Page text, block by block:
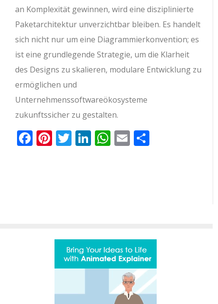
an Komplexität gewinnen, wird eine disziplinierte
Paketarchitektur unverzichtbar bleiben. Es handelt
sich nicht nur um eine Diagrammierkonvention; es
ist eine grundlegende Strategie, um die Klarheit
des Designs zu skalieren, modulare Entwicklung zu
ermöglichen und
Unternehmenssoftwareökosysteme
zukunftssicher zu gestalten.
Facebook
Pinterest
Twitter
LinkedIn
WhatsApp
Email